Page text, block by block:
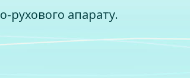
рухового апарату.